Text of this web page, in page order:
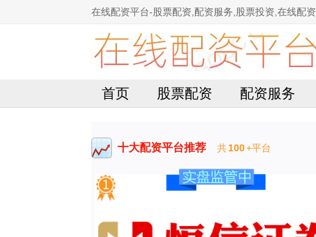
在线配资平台-股票配资,配资服务,股票投资,在线配资
首页 股票配资 配资服务
十大配资平台推荐 共100+平台